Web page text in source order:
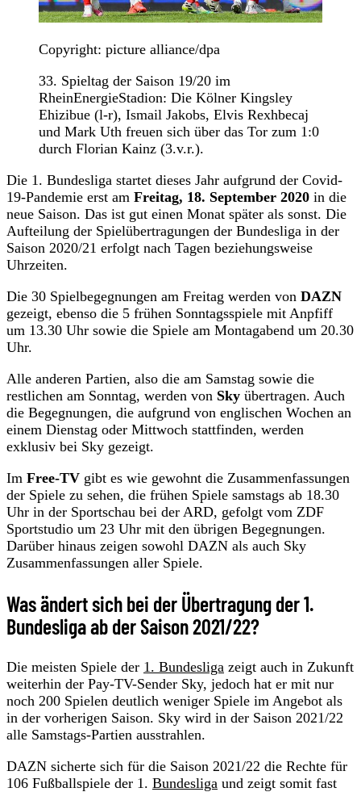
Copyright: picture alliance/dpa
33. Spieltag der Saison 19/20 im
RheinEnergieStadion: Die Kölner Kingsley
Ehizibue (l-r), Ismail Jakobs, Elvis Rexhbecaj
und Mark Uth freuen sich über das Tor zum 1:0
durch Florian Kainz (3.v.r.).
Die 1. Bundesliga startet dieses Jahr aufgrund der Covid-
19-Pandemie erst am Freitag, 18. September 2020 in die
neue Saison. Das ist gut einen Monat später als sonst. Die
Aufteilung der Spielübertragungen der Bundesliga in der
Saison 2020/21 erfolgt nach Tagen beziehungsweise
Uhrzeiten.
Die 30 Spielbegegnungen am Freitag werden von DAZN
gezeigt, ebenso die 5 frühen Sonntagsspiele mit Anpfiff
um 13.30 Uhr sowie die Spiele am Montagabend um 20.30
Uhr.
Alle anderen Partien, also die am Samstag sowie die
restlichen am Sonntag, werden von Sky übertragen. Auch
die Begegnungen, die aufgrund von englischen Wochen an
einem Dienstag oder Mittwoch stattfinden, werden
exklusiv bei Sky gezeigt.
Im Free-TV gibt es wie gewohnt die Zusammenfassungen
der Spiele zu sehen, die frühen Spiele samstags ab 18.30
Uhr in der Sportschau bei der ARD, gefolgt vom ZDF
Sportstudio um 23 Uhr mit den übrigen Begegnungen.
Darüber hinaus zeigen sowohl DAZN als auch Sky
Zusammenfassungen aller Spiele.
Was ändert sich bei der Übertragung der 1.
Bundesliga ab der Saison 2021/22?
Die meisten Spiele der 1. Bundesliga zeigt auch in Zukunft
weiterhin der Pay-TV-Sender Sky, jedoch hat er mit nur
noch 200 Spielen deutlich weniger Spiele im Angebot als
in der vorherigen Saison. Sky wird in der Saison 2021/22
alle Samstags-Partien ausstrahlen.
DAZN sicherte sich für die Saison 2021/22 die Rechte für
106 Fußballspiele der 1. Bundesliga und zeigt somit fast